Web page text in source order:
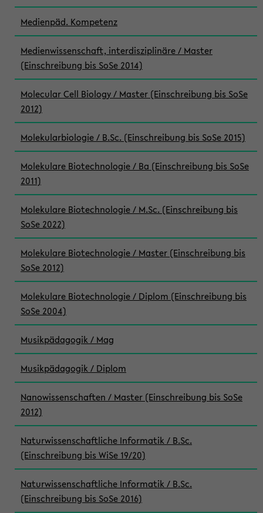
Medienpäd. Kompetenz
Medienwissenschaft, interdisziplinäre / Master
(Einschreibung bis SoSe 2014)
Molecular Cell Biology / Master (Einschreibung bis SoSe
2012)
Molekularbiologie / B.Sc. (Einschreibung bis SoSe 2015)
Molekulare Biotechnologie / Ba (Einschreibung bis SoSe
2011)
Molekulare Biotechnologie / M.Sc. (Einschreibung bis
SoSe 2022)
Molekulare Biotechnologie / Master (Einschreibung bis
SoSe 2012)
Molekulare Biotechnologie / Diplom (Einschreibung bis
SoSe 2004)
Musikpädagogik / Mag
Musikpädagogik / Diplom
Nanowissenschaften / Master (Einschreibung bis SoSe
2012)
Naturwissenschaftliche Informatik / B.Sc.
(Einschreibung bis WiSe 19/20)
Naturwissenschaftliche Informatik / B.Sc.
(Einschreibung bis SoSe 2016)